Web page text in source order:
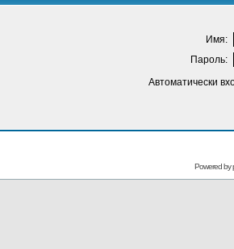
Имя:
Пароль:
Автоматически
Powered by